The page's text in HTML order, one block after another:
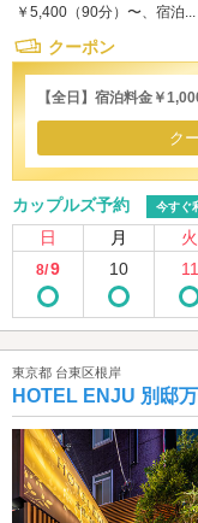
￥5,400（90分）〜、宿泊...
クーポン
【全日】宿泊料金￥
ク
カップルズ予約 今すぐ
日 月 火
8/9 10 11
東京都 台東区根岸
HOTEL ENJU 別邸